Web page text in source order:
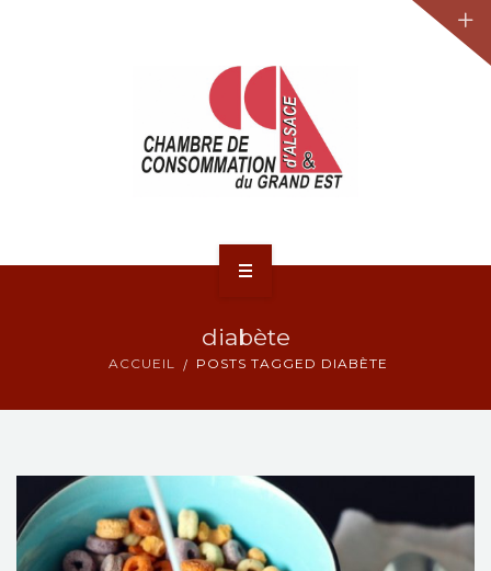
NOS ACTIONS
CONTACT
diabète
ACCUEIL POSTS TAGGED DIABÈTE